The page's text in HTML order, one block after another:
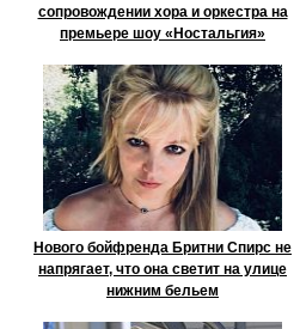
сопровождении хора и оркестра на
премьере шоу «Ностальгия»
Нового бойфренда Бритни Спирс не
напрягает, что она светит на улице
нижним бельем